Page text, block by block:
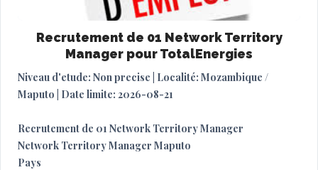
Recrutement de 01 Network Territory
Manager pour TotalEnergies
Niveau d'etude: Non precise | Localité: Mozambique /
Maputo | Date limite: 2026-08-21
Recrutement de 01 Network Territory Manager
Network Territory Manager Maputo
Pays